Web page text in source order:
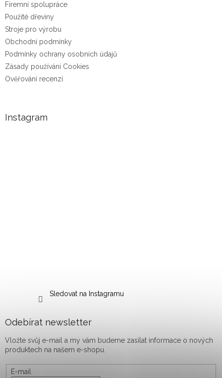
Firemní spolupráce
Použité dřeviny
Stroje pro výrobu
Obchodní podmínky
Podmínky ochrany osobních údajů
Zásady používání Cookies
Ověřování recenzí
Instagram
Sledovat na Instagramu
Odebírat newsletter
Vložte svůj e-mail a my vám budeme zasílat informace o nových
produktech na našem e-shopu.
E-mail